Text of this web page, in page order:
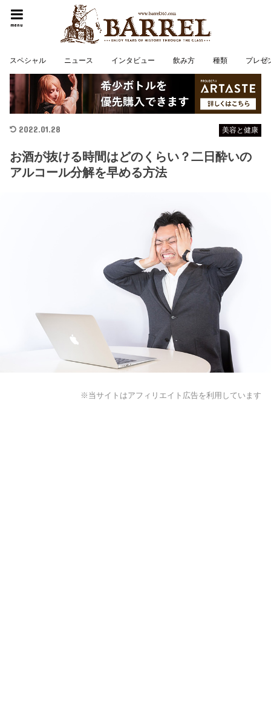
menu
スペシャル ニュース インタビュー 飲み方 種類 プレゼ
美容と健康
2022.01.28
お酒が抜ける時間はどのくらい？二日酔いの
アルコール分解を早める方法
※当サイトはアフィリエイト広告を利用しています